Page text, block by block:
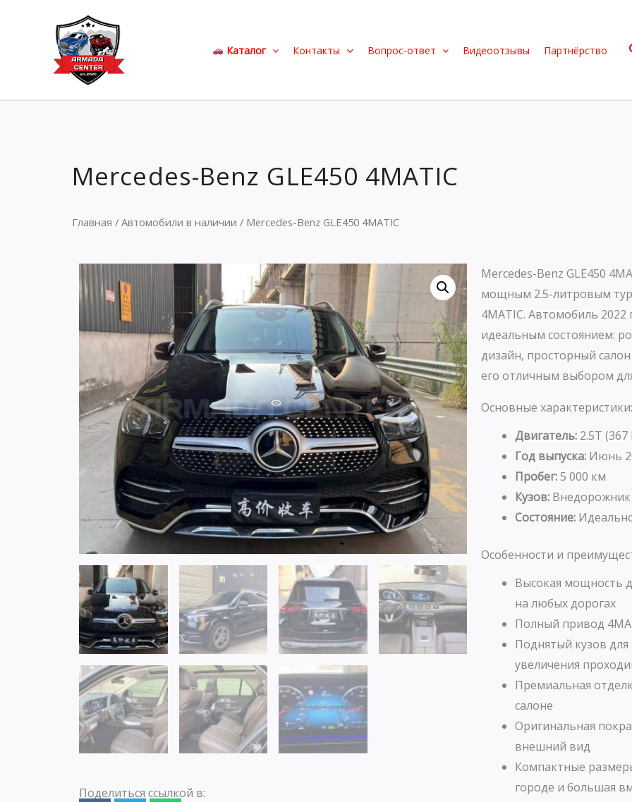
содержимому
Каталог Контакты Вопрос-ответ Видеоотзывы Партнёрство
Mercedes-Benz GLE450 4MATIC
Главная / Автомобили в наличии / Mercedes-Benz GLE450 4MATIC
Поделиться ссылкой в:
Mercedes-Benz GLE450
мощным 2.5-литровым
4MATIC. Автомобиль 2022
идеальным состоянием:
дизайн, просторный
его отличным выбором
Основные характеристики:
Двигатель: 2.5T
Год выпуска: Июнь
Пробег:5 000 км
Кузов: Внедорожник
Состояние:
Особенности и
Высокая мощность
на любых дорогах
Полный привод
Поднятый кузов
увеличения
Премиальная
салоне
Оригинальная
внешний вид
Компактные
городе и большая